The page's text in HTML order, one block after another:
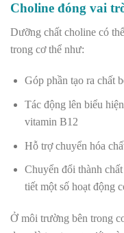
Choline đóng vai
Dưỡng chất choline có
trong cơ thể như:
Góp phần tạo ra chất
Tác động lên biểu
vitamin B12
Hỗ trợ chuyển hóa
Chuyển đổi thành
tiết một số hoạt động
Ở môi trường bên trong